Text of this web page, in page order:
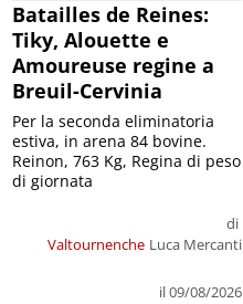
Batailles de Reines:
Tiky, Alouette e
Amoureuse regine a
Breuil-Cervinia
Valtournenche
di
Luca Mercanti
il 09/08/2026
Per la seconda eliminatoria
estiva, in arena 84 bovine.
Reinon, 763 Kg, Regina di peso
di giornata